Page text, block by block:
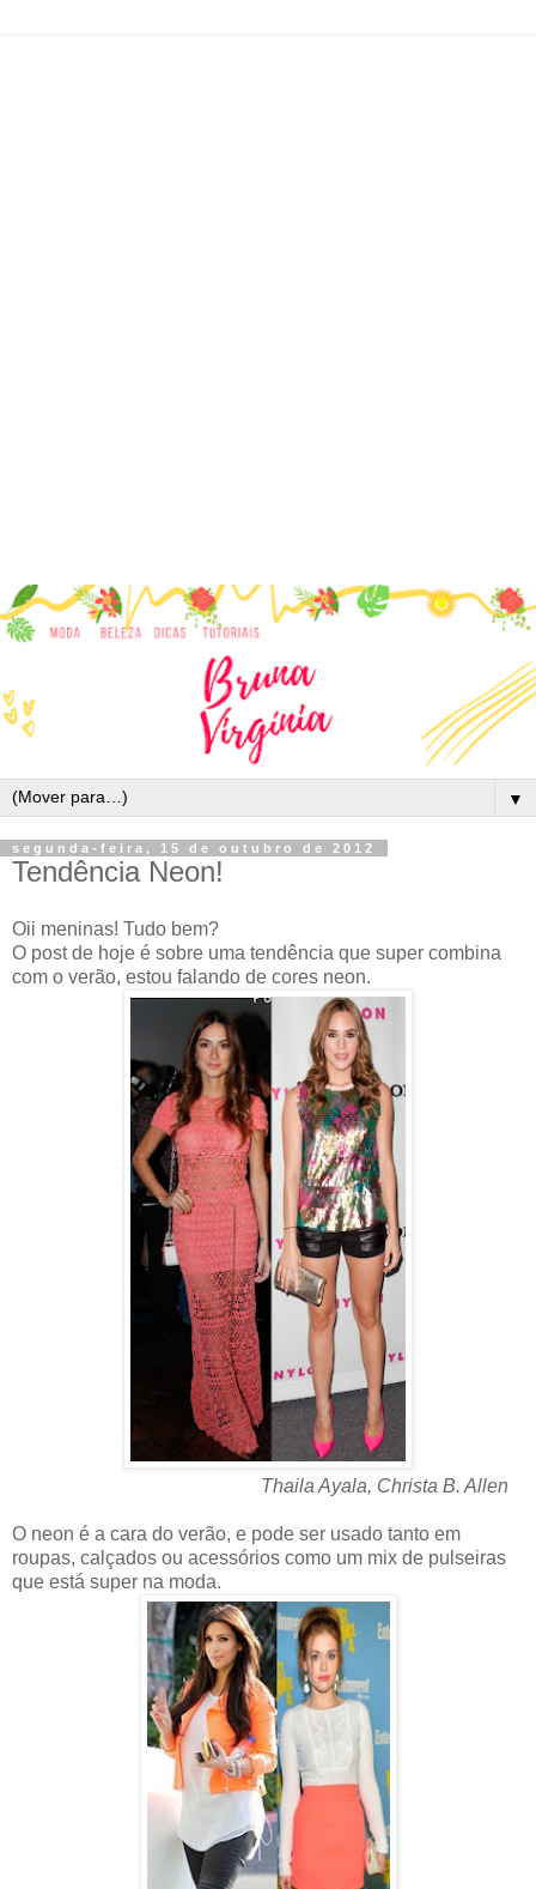
▼
segunda-feira, 15 de outubro de 2012
Tendência Neon!
Oii meninas! Tudo bem?
O post de hoje é sobre uma tendência que super combina
com o verão, estou falando de cores neon.
Thaila Ayala, Christa B. Allen
O neon é a cara do verão, e pode ser usado tanto em
roupas, calçados ou acessórios como um mix de pulseiras
que está super na moda.